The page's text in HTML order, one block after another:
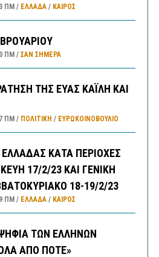
ΠΜ ΕΛΛΑΔA/ ΚΑΙΡΌΣ
ΠΜ ΣΑΝ ΣΉΜΕΡΑ
ΤΗΣ ΕΥΑΣ ΚΑΪΛΗ ΚΑΙ
ΠΜ ΠΟΛΙΤΙΚΗ / ΕΥΡΩΚΟΙΝΟΒΟΥΛΙΟ
ΚΑΤΑ ΠΕΡΙΟΧΕΣ
17/2/23 ΚΑΙ ΓΕΝΙΚΗ
18-19/2/23
ΠΜ ΕΛΛΑΔA/ ΚΑΙΡΌΣ
ΤΩΝ ΕΛΛΗΝΩΝ
ΑΠΟ ΠΟΤΕ»